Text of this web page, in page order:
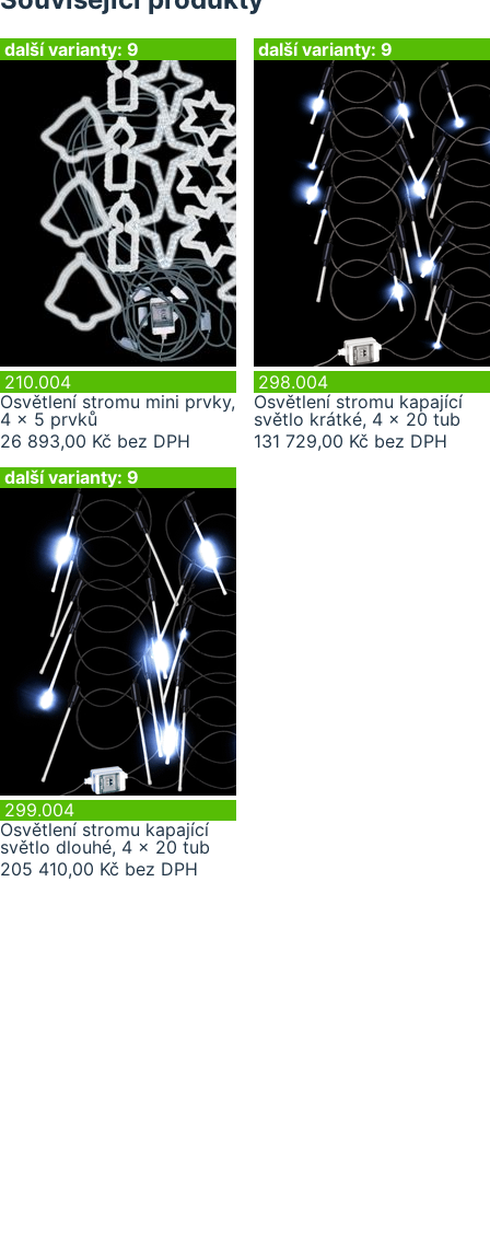
další varianty: 9
210.004
Osvětlení stromu mini prvky,
4 x 5 prvků
26 893,00 Kč bez DPH
další varianty: 9
298.004
Osvětlení stromu kapající
světlo krátké, 4 x 20 tub
131 729,00 Kč bez DPH
další varianty: 9
299.004
Osvětlení stromu kapající
světlo dlouhé, 4 x 20 tub
205 410,00 Kč bez DPH